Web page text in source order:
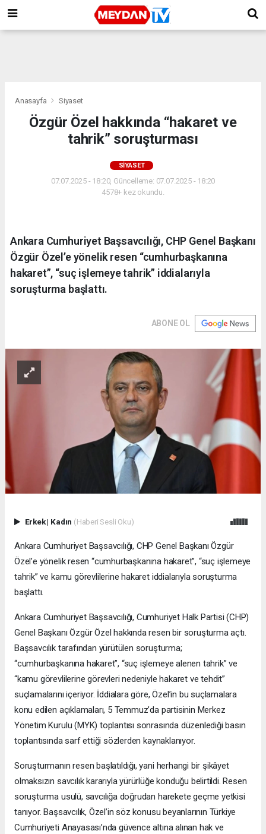
Anasayfa Siyaset
Özgür Özel hakkında “hakaret ve
tahrik” soruşturması
SIYASET
07.07.2025 - 18:20, Güncelleme: 07.07.2025 - 18:20
4578+ kez okundu.
Ankara Cumhuriyet Başsavcılığı, CHP Genel Başkanı
Özgür Özel’e yönelik resen “cumhurbaşkanına
hakaret”, “suç işlemeye tahrik” iddialarıyla
soruşturma başlattı.
ABONE OL
Erkek| Kadın (Haberi Sesli Oku)
Ankara Cumhuriyet Başsavcılığı, CHP Genel Başkanı Özgür
Özel’e yönelik resen “cumhurbaşkanına hakaret”, “suç işlemeye
tahrik” ve kamu görevlilerine hakaret iddialarıyla soruşturma
başlattı.
Ankara Cumhuriyet Başsavcılığı, Cumhuriyet Halk Partisi (CHP)
Genel Başkanı Özgür Özel hakkında resen bir soruşturma açtı.
Başsavcılık tarafından yürütülen soruşturma;
“cumhurbaşkanına hakaret”, “suç işlemeye alenen tahrik” ve
“kamu görevlilerine görevleri nedeniyle hakaret ve tehdit”
suçlamalarını içeriyor. İddialara göre, Özel’in bu suçlamalara
konu edilen açıklamaları, 5 Temmuz’da partisinin Merkez
Yönetim Kurulu (MYK) toplantısı sonrasında düzenlediği basın
toplantısında sarf ettiği sözlerden kaynaklanıyor.
Soruşturmanın resen başlatıldığı, yani herhangi bir şikâyet
olmaksızın savcılık kararıyla yürürlüğe konduğu belirtildi. Resen
soruşturma usulü, savcılığa doğrudan harekete geçme yetkisi
tanıyor. Başsavcılık, Özel’in söz konusu beyanlarının Türkiye
Cumhuriyeti Anayasası’nda güvence altına alınan hak ve